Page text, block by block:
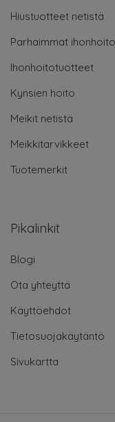
Hiustuotteet netistä
Parhaimmat
Ihonhoitotuotteet
Kynsien hoito
Meikit netistä
Meikkitarvikkeet
Tuotemerkit
Pikalinkit
Blogi
Ota yhteyttä
Käyttöehdot
Tietosuojakäytäntö
Sivukartta